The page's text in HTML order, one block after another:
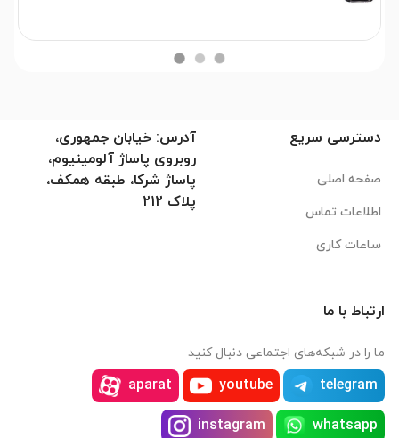
دسترسی سریع
صفحه اصلی
اطلاعات تماس
ساعات کاری
آدرس: خیابان جمهوری،
روبروی پاساژ آلومینیوم،
پاساژ شرکا، طبقه همکف،
پلاک 212
ارتباط با ما
ما را در شبکه‌های اجتماعی دنبال کنید
telegram
youtube
aparat
whatsapp
instagram